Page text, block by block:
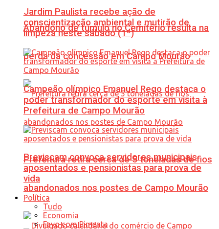
Abandono de túmulo no Cemitério resulta na
perda da concessão em Campo Mourão
Prefeitura retira cerca de 5 toneladas de fios
abandonados nos postes de Campo Mourão
Jardim Paulista recebe ação de
conscientização ambiental e mutirão de
limpeza neste sábado (1º)
Campeão olímpico Emanuel Rego destaca o
poder transformador do esporte em visita à
Prefeitura de Campo Mourão
Previscam convoca servidores municipais
aposentados e pensionistas para prova de
vida
Política
Tudo
Economia
Favo com Pimenta